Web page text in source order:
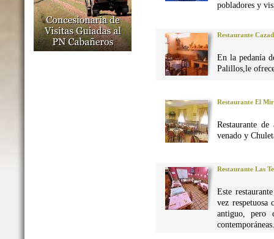
pobladores y
Restaurante
En la pedanía
Palillos,le
Restaurante El
Restaurante
venado y
Restaurante Las
Este
vez
antiguo, pero
contemporáneas.